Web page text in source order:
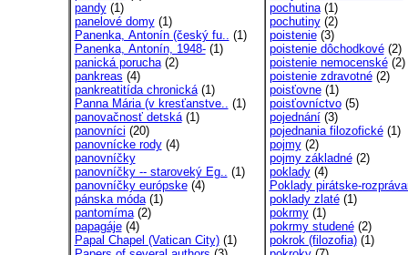
pandy(1)
panelové domy(1)
Panenka, Antonín (český fu.. (1)
Panenka, Antonín, 1948-(1)
panická porucha(2)
pankreas (4)
pankreatitída chronická(1)
Panna Mária (v kresťanstve.. (1)
panovačnosť detská(1)
panovníci (20)
panovnícke rody(4)
panovníčky
panovníčky -- staroveký Eg.. (1)
panovníčky európske(4)
pánska móda(1)
pantomíma(2)
papagáje(4)
Papal Chapel (Vatican City)(1)
pochutina(1)
pochutiny(2)
poistenie(3)
poistenie dôchodkové(2)
poistenie nemocenské(2)
poistenie zdravotné(2)
poisťovne(1)
poisťovníctvo(5)
pojednání(3)
pojednania filozofické(1)
pojmy(2)
pojmy základné(2)
poklady(4)
Poklady pirátske-
poklady zlaté(1)
pokrmy(1)
pokrmy studené(2)
pokrok (filozofia)(1)